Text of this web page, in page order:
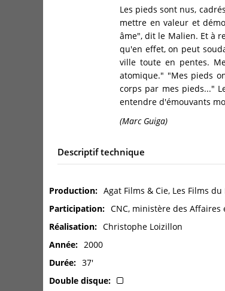
Les pieds sont nus,
mettre en valeur et
âme", dit le Malien. Et à
qu'en effet, on peut
ville toute en pentes.
atomique." "Mes pieds
corps par mes pieds..."
entendre d'émouvants
(Marc Guiga)
Descriptif technique
Production
Agat Films & Cie, Les Films du
Participation
CNC, ministère des Affaires
Réalisation
Christophe Loizillon
Année
2000
Durée
37'
Double disque